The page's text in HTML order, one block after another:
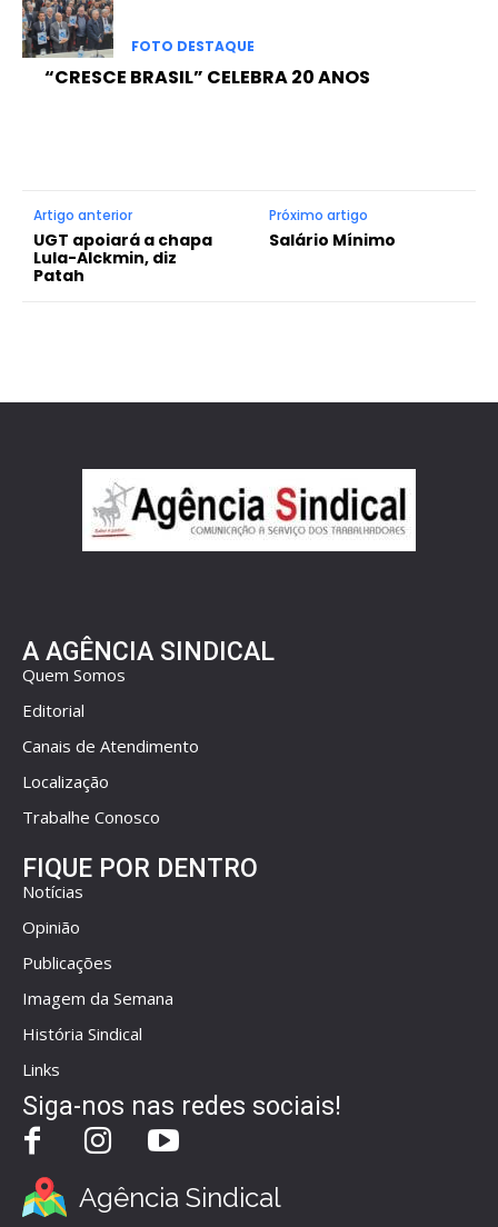
FOTO DESTAQUE
“CRESCE BRASIL” CELEBRA 20 ANOS
Artigo anterior
UGT apoiará a chapa
Lula-Alckmin, diz
Patah
Próximo artigo
Salário Mínimo
A AGÊNCIA SINDICAL
Quem Somos
Editorial
Canais de Atendimento
Localização
Trabalhe Conosco
FIQUE POR DENTRO
Notícias
Opinião
Publicações
Imagem da Semana
História Sindical
Links
Siga-nos nas redes sociais!
Agência Sindical